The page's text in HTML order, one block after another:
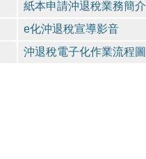
紙本申請沖退稅業務簡介
e化沖退稅宣導影音
沖退稅電子化作業流程圖